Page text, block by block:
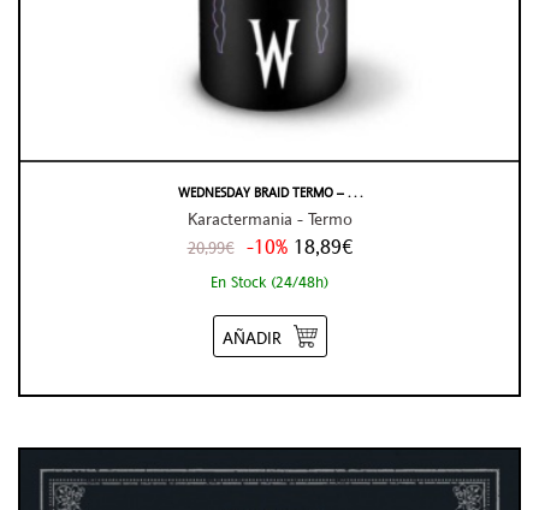
WEDNESDAY BRAID TERMO – . . .
Karactermania - Termo
20,99€ -10% 18,89€
En Stock (24/48h)
AÑADIR